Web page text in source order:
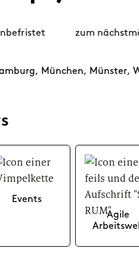
Software
Wirtschaftsinformatik.
zum
, München, Münster,
Events
Agile
In unseren